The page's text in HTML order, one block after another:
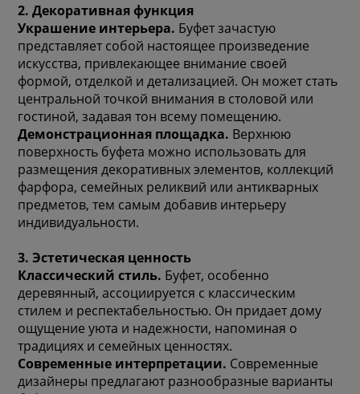
2. Декоративная функция
Украшение интерьера. Буфет зачастую
представляет собой настоящее произведение
искусства, привлекающее внимание своей
формой, отделкой и детализацией. Он может стать
центральной точкой внимания в столовой или
гостиной, задавая тон всему помещению.
Демонстрационная площадка. Верхнюю
поверхность буфета можно использовать для
размещения декоративных элементов, коллекций
фарфора, семейных реликвий или антикварных
предметов, тем самым добавив интерьеру
индивидуальности.
3. Эстетическая ценность
Классический стиль. Буфет, особенно
деревянный, ассоциируется с классическим
стилем и респектабельностью. Он придает дому
ощущение уюта и надежности, напоминая о
традициях и семейных ценностях.
Современные интерпретации. Современные
дизайнеры предлагают разнообразные варианты